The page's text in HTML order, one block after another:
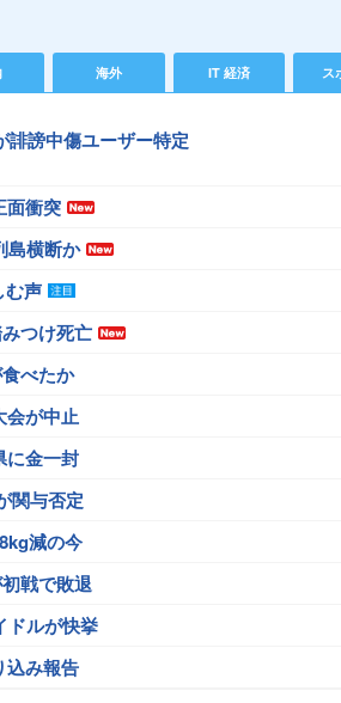
海外 IT 経済 ス
誹謗中傷ユーザー特定
面衝突
島横断か
む声
つけ死亡
べたか
会が中止
に金一封
関与否定
減の今
戦で敗退
ドルが快挙
込み報告